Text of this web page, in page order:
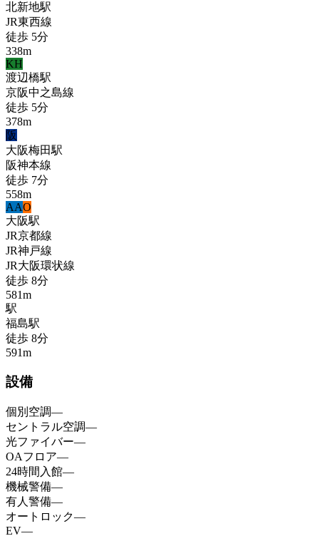
北新地駅
JR東西線
徒歩 5分
338m
KH
渡辺橋駅
京阪中之島線
徒歩 5分
378m
阪
大阪梅田駅
阪神本線
徒歩 7分
558m
AAO
大阪駅
JR京都線
JR神戸線
JR大阪環状線
徒歩 8分
581m
駅
福島駅
徒歩 8分
591m
設備
個別空調—
セントラル空調—
光ファイバー—
OAフロア—
24時間入館—
機械警備—
有人警備—
オートロック—
EV—